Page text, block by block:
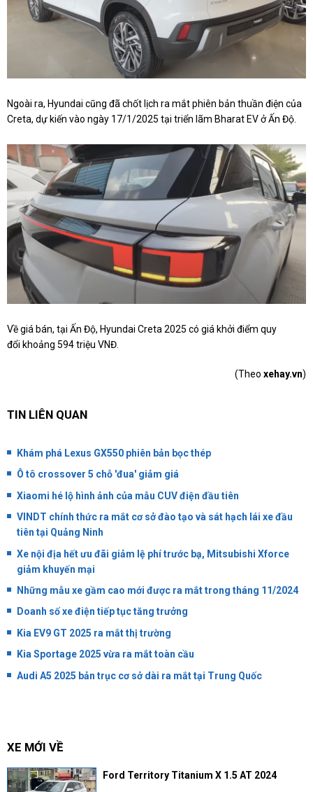
Ngoài ra, Hyundai cũng đã chốt lịch ra mắt phiên bản thuần điện của
Creta, dự kiến vào ngày 17/1/2025 tại triển lãm Bharat EV ở Ấn Độ.
Về giá bán, tại Ấn Độ, Hyundai Creta 2025 có giá khởi điểm quy
đổi khoảng 594 triệu VNĐ.
(Theo xehay.vn)
TIN LIÊN QUAN
Khám phá Lexus GX550 phiên bản bọc thép
Ô tô crossover 5 chỗ 'đua' giảm giá
Xiaomi hé lộ hình ảnh của mẫu CUV điện đầu tiên
VINDT chính thức ra mắt cơ sở đào tạo và sát hạch lái xe đầu
tiên tại Quảng Ninh
Xe nội địa hết ưu đãi giảm lệ phí trước bạ, Mitsubishi Xforce
giảm khuyến mại
Những mẫu xe gầm cao mới được ra mắt trong tháng 11/2024
Doanh số xe điện tiếp tục tăng trưởng
Kia EV9 GT 2025 ra mắt thị trường
Kia Sportage 2025 vừa ra mắt toàn cầu
Audi A5 2025 bản trục cơ sở dài ra mắt tại Trung Quốc
XE MỚI VỀ
Ford Territory Titanium X 1.5 AT 2024